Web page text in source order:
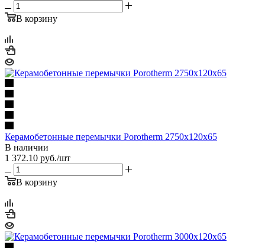
В корзину
Керамобетонные перемычки Porotherm 2750x120x65
В наличии
1 372.10 руб./шт
В корзину